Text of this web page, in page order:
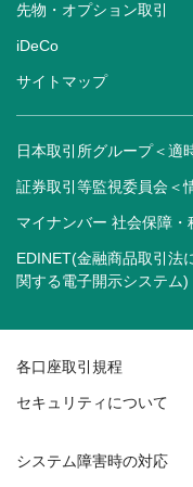
先物・オプション取引
iDeCo
サイトマップ
日本取引所グループ＜適
証券取引等監視委員会＜
マイナンバー 社会保障
EDINET(金融商品取引法
関する電子開示システム)
各口座取引規程
セキュリティについて
システム障害時の対応